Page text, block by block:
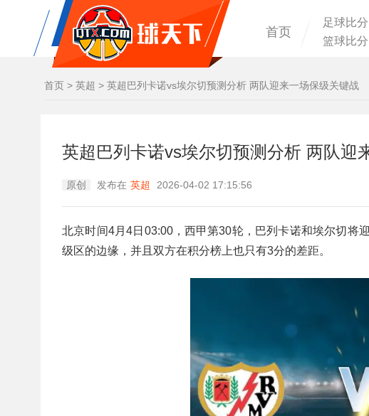
首页
足球比分
篮球比分
首页 > 英超 > 英超巴列卡诺vs埃尔切预测分析 两队迎来一场保级关键战
英超巴列卡诺vs埃尔切预测分析 两队迎
原创 发布在 英超 2026-04-02 17:15:56
北京时间4月4日03:00，西甲第30轮，巴列卡诺和埃尔切将
级区的边缘，并且双方在积分榜上也只有3分的差距。